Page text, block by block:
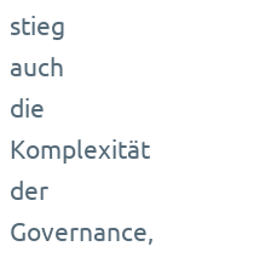
stieg
auch
die
Komplexität
der
Governance,